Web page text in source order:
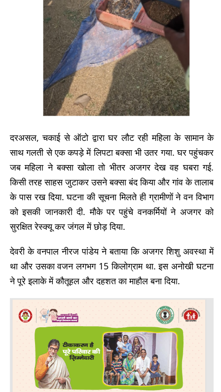
दरअसल, चकाई से ऑटो द्वारा घर लौट रही महिला के सामान के
साथ गलती से एक कपड़े में लिपटा बक्सा भी उतर गया. घर पहुंचकर
जब महिला ने बक्सा खोला तो भीतर अजगर देख वह घबरा गई.
किसी तरह साहस जुटाकर उसने बक्सा बंद किया और गांव के तालाब
के पास रख दिया. घटना की सूचना मिलते ही ग्रामीणों ने वन विभाग
को इसकी जानकारी दी. मौके पर पहुंचे वनकर्मियों ने अजगर को
सुरक्षित रेस्क्यू कर जंगल में छोड़ दिया.
देवरी के वनपाल नीरज पांडेय ने बताया कि अजगर शिशु अवस्था में
था और उसका वजन लगभग 15 किलोग्राम था. इस अनोखी घटना
ने पूरे इलाके में कौतूहल और दहशत का माहौल बना दिया.